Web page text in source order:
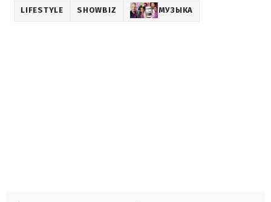
LIFESTYLE SHOWBIZ МУЗЫКА